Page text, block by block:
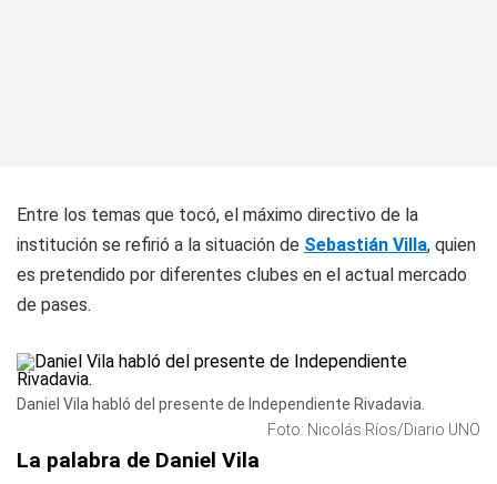
Entre los temas que tocó, el máximo directivo de la
institución se refirió a la situación de Sebastián Villa, quien
es pretendido por diferentes clubes en el actual mercado
de pases.
Daniel Vila habló del presente de Independiente Rivadavia.
Foto: Nicolás Ríos/Diario UNO
La palabra de Daniel Vila